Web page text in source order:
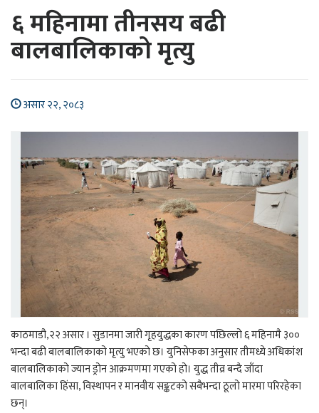
६ महिनामा तीनसय बढी
बालबालिकाको मृत्यु
असार २२, २०८३
काठमाडौ,२२ असार । सुडानमा जारी गृहयुद्धका कारण पछिल्लो ६ महिनामै ३००
भन्दा बढी बालबालिकाको मृत्यु भएको छ। युनिसेफका अनुसार तीमध्ये अधिकांश
बालबालिकाको ज्यान ड्रोन आक्रमणमा गएको हो। युद्ध तीव्र बन्दै जाँदा
बालबालिका हिंसा, विस्थापन र मानवीय सङ्कटको सबैभन्दा ठूलो मारमा परिरहेका
छन्।